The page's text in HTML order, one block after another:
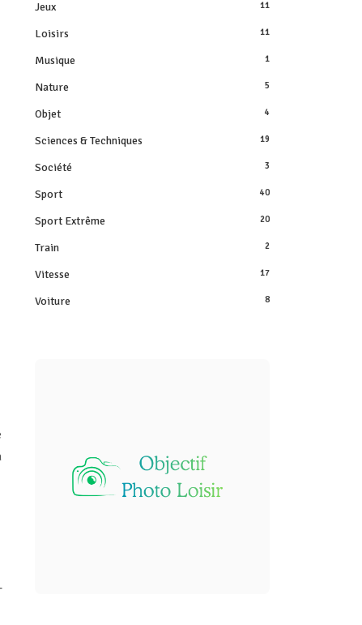
Jeux 11
Loisirs 11
Musique 1
Nature 5
Objet 4
Sciences & Techniques 19
Société 3
Sport 40
Sport Extrême 20
Train 2
Vitesse 17
Voiture 8